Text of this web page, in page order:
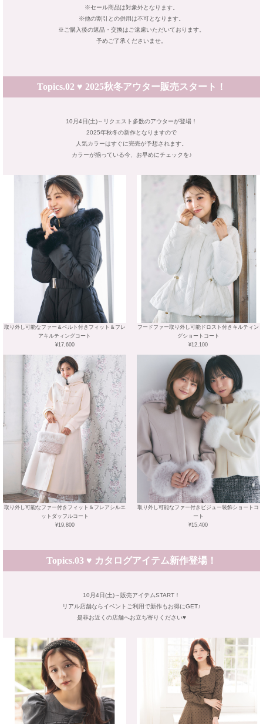
※セール商品は対象外となります。
※他の割引との併用は不可となります。
※ご購入後の返品・交換はご遠慮いただいております。
予めご了承くださいませ。
Topics.02 ♥ 2025秋冬アウター販売スタート！
10月4日(土)～リクエスト多数のアウターが登場！
2025年秋冬の新作となりますので
人気カラーはすぐに完売が予想されます。
カラーが揃っている今、お早めにチェックを♪
取り外し可能なファー＆ベルト付きフィット＆フレ
アキルティングコート
¥17,600
フードファー取り外し可能ドロスト付きキルティン
グショートコート
¥12,100
取り外し可能なファー付きフィット＆フレアシルエ
ットダッフルコート
¥19,800
取り外し可能なファー付きビジュー装飾ショートコ
ート
¥15,400
Topics.03 ♥ カタログアイテム新作登場！
10月4日(土)～販売アイテムSTART！
リアル店舗ならイベントご利用で新作もお得にGET♪
是非お近くの店舗へお立ち寄りください♥